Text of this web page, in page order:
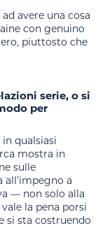
avere una cosa
con genuino
piuttosto che
serie, o si
per
qualsiasi
mostra in
sulle
a
— non solo alla
la pena porsi
si sta costruendo